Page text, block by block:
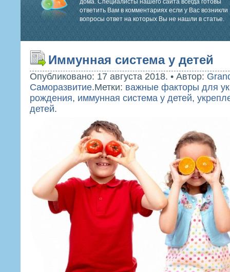
дома. Специалисты нашего сайта всегда готовы
ответить Вам в комментариях если у Вас возникли
вопросы ответ на которых Вы не нашли в статье.
Иммунная система у детей
Опубликовано: 17 августа 2018. • Автор:
Саморазвитие.Метки: важные факторы для
рождения, иммунная система у детей,
детей.